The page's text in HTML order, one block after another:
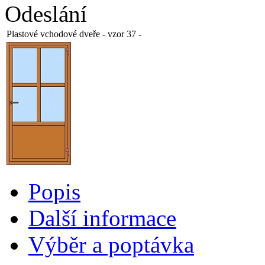
Odeslání
Plastové vchodové dveře - vzor 37 -
Popis
Další informace
Výběr a poptávka